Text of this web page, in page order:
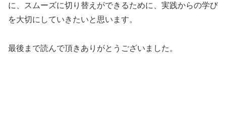
に、スムーズに切り替えができるために、実践からの学び
を大切にしていきたいと思います。
最後まで読んで頂きありがとうございました。